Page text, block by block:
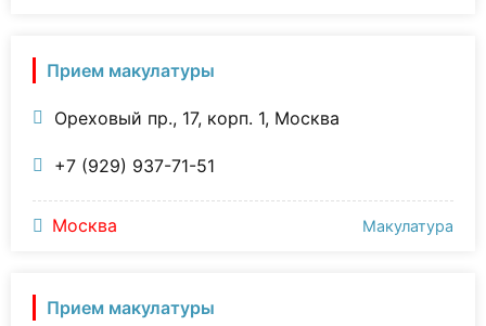
Прием макулатуры
Ореховый пр., 17, корп. 1, Москва
+7 (929) 937-71-51
Москва Макулатура
Прием макулатуры